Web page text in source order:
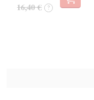
16,40 € ?